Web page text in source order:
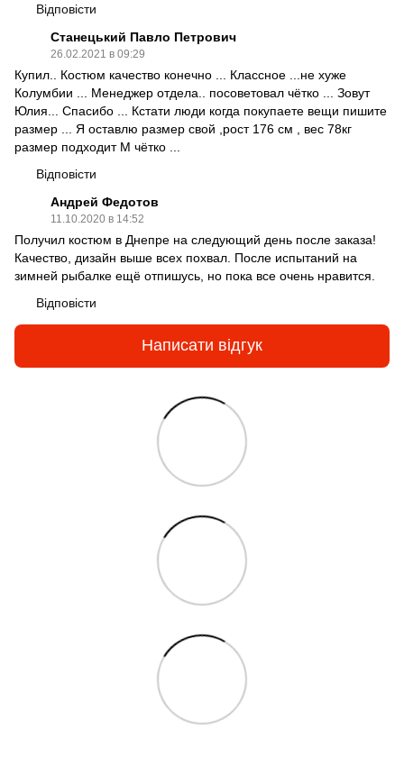
Відповісти
Станецький Павло Петрович
26.02.2021 в 09:29
Купил.. Костюм качество конечно ... Классное ...не хуже
Колумбии ... Менеджер отдела.. посоветовал чётко ... Зовут
Юлия... Спасибо ... Кстати люди когда покупаете вещи пишите
размер ... Я оставлю размер свой ,рост 176 см , вес 78кг
размер подходит М чётко ...
Відповісти
Андрей Федотов
11.10.2020 в 14:52
Получил костюм в Днепре на следующий день после заказа!
Качество, дизайн выше всех похвал. После испытаний на
зимней рыбалке ещё отпишусь, но пока все очень нравится.
Відповісти
Написати відгук